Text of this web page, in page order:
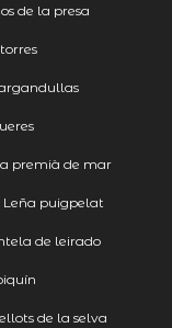
de la presa
premià de mar
Leña puigpelat
de leirado
de la selva